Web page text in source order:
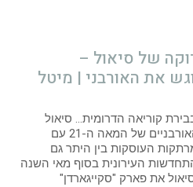
של סיאול –
את האורבני | מיטל
קוריאה הדרומית… סיאול
נענית לאתגרים האורבניים של המאה ה-21 עם
העוסקות בין היתר גם
העירונית בסוף מאי השנה
את פארק "סקייגארדן"